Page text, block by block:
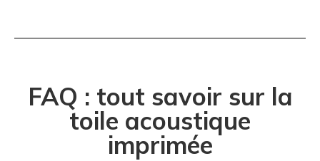
FAQ : tout savoir sur la
toile acoustique
imprimée